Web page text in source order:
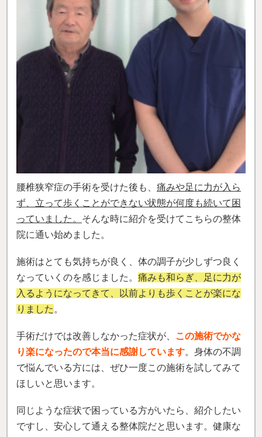
腰椎狭窄症の手術を受けた後も、 痛みや足に力が入ら
ず、立って歩くことができない状態が何度も続いて困
っていました。 そんな時に紹介を受けてこちらの整体
院に通い始めました。
施術はとても気持ちが良く、体の調子が少しずつ良く
なっていくのを感じました。 痛みも和らぎ、足に力が
入るようになってきて、以前よりも歩くことが楽にな
りました 。
手術だけでは改善しなかった症状が、 この施術でかな
り楽になったので本当に感謝しています。身体の不調
で悩んでいる方には、ぜひ一度この施術を試してみて
ほしいと思います。
同じような症状で困っている方がいたら、紹介したい
ですし、安心して通える整体院だと思います。健康な